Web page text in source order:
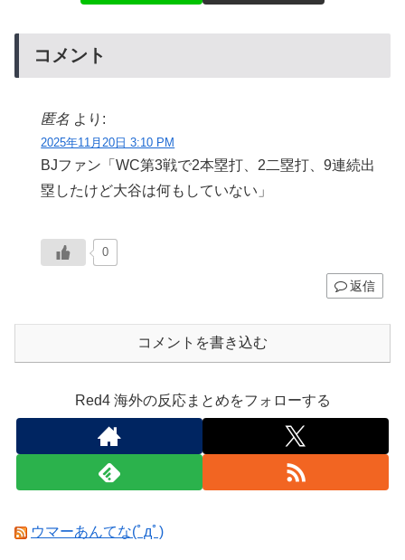
コメント
匿名 より:
2025年11月20日 3:10 PM
BJファン「WC第3戦で2本塁打、2二塁打、9連続出
塁したけど大谷は何もしていない」
0
返信
コメントを書き込む
Red4 海外の反応まとめをフォローする
ウマーあんてな(ﾟдﾟ)